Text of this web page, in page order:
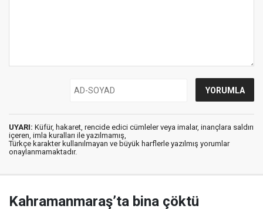
UYARI: Küfür, hakaret, rencide edici cümleler veya imalar, inançlara saldırı
içeren, imla kuralları ile yazılmamış,
Türkçe karakter kullanılmayan ve büyük harflerle yazılmış yorumlar
onaylanmamaktadır.
Kahramanmaraş’ta bina çöktü